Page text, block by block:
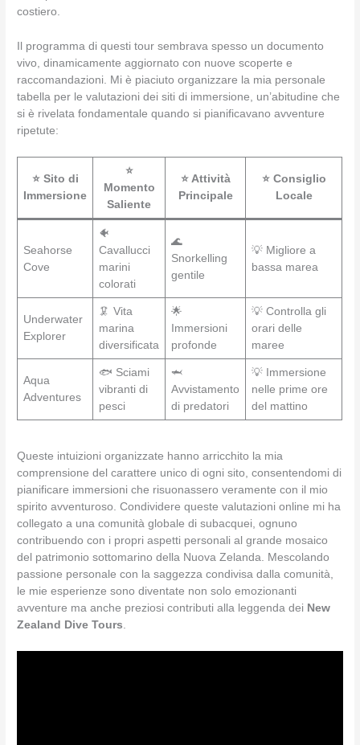
costiero.
Il programma di questi tour sembrava spesso un documento
vivo, dinamicamente aggiornato con nuove scoperte e
raccomandazioni. Mi è piaciuto organizzare la mia personale
tabella per le valutazioni dei siti di immersione, un’abitudine che
si è rivelata fondamentale quando si pianificavano avventure
ripetute:
⭐ Sito di
Immersione
⭐
Momento
Saliente
⭐ Attività
Principale
⭐ Consiglio
Locale
Seahorse
Cove
🐠
Cavallucci
marini
colorati
🌊
Snorkelling
gentile
💡 Migliore a
bassa marea
Underwater
Explorer
🦑 Vita
marina
diversificata
🌟
Immersioni
profonde
💡 Controlla gli
orari delle
maree
Aqua
Adventures
🐟 Sciami
vibranti di
pesci
🦈
Avvistamento
di predatori
💡 Immersione
nelle prime ore
del mattino
Queste intuizioni organizzate hanno arricchito la mia
comprensione del carattere unico di ogni sito, consentendomi di
pianificare immersioni che risuonassero veramente con il mio
spirito avventuroso. Condividere queste valutazioni online mi ha
collegato a una comunità globale di subacquei, ognuno
contribuendo con i propri aspetti personali al grande mosaico
del patrimonio sottomarino della Nuova Zelanda. Mescolando
passione personale con la saggezza condivisa dalla comunità,
le mie esperienze sono diventate non solo emozionanti
avventure ma anche preziosi contributi alla leggenda dei New
Zealand Dive Tours.